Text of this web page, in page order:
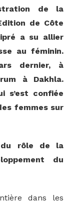
de la
de Côte
a su allier
au féminin.
dernier, à
à Dakhla.
s’est confiée
femmes sur
du rôle de la
du
dans les